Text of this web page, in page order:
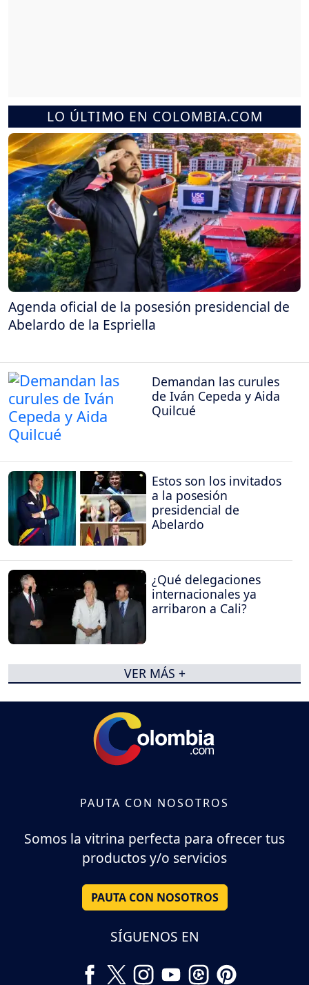
LO ÚLTIMO EN COLOMBIA.COM
Agenda oficial de la posesión presidencial de
Abelardo de la Espriella
Demandan las curules
de Iván Cepeda y Aida
Quilcué
Estos son los invitados
a la posesión
presidencial de
Abelardo
¿Qué delegaciones
internacionales ya
arribaron a Cali?
VER MÁS +
PAUTA CON NOSOTROS
Somos la vitrina perfecta para ofrecer tus
productos y/o servicios
PAUTA CON NOSOTROS
SÍGUENOS EN